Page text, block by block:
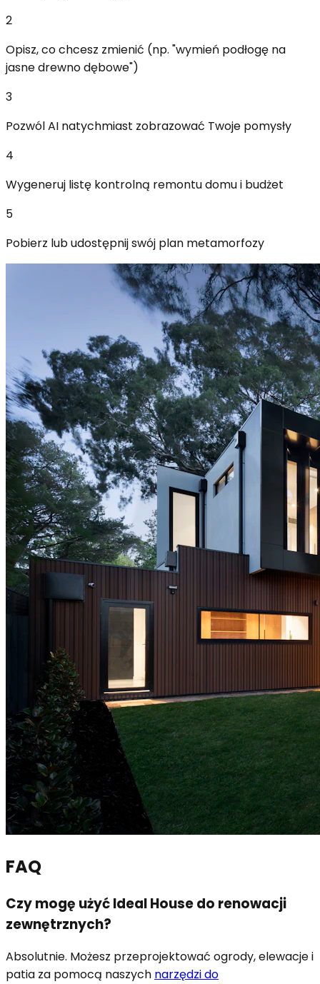
2
Opisz, co chcesz zmienić (np. "wymień podłogę na
jasne drewno dębowe")
3
Pozwól AI natychmiast zobrazować Twoje pomysły
4
Wygeneruj listę kontrolną remontu domu i budżet
5
Pobierz lub udostępnij swój plan metamorfozy
FAQ
Czy mogę użyć Ideal House do renowacji
zewnętrznych?
Absolutnie. Możesz przeprojektować ogrody, elewacje i
patia za pomocą naszych narzędzi do